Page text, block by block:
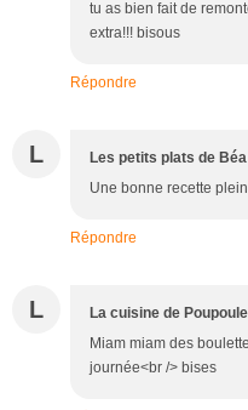
tu as bien fait de
extra!!! bisous
Répondre
L Les petits plats de Béa
Une bonne recette
Répondre
L La cuisine de
Miam miam des
journée<br /> bises